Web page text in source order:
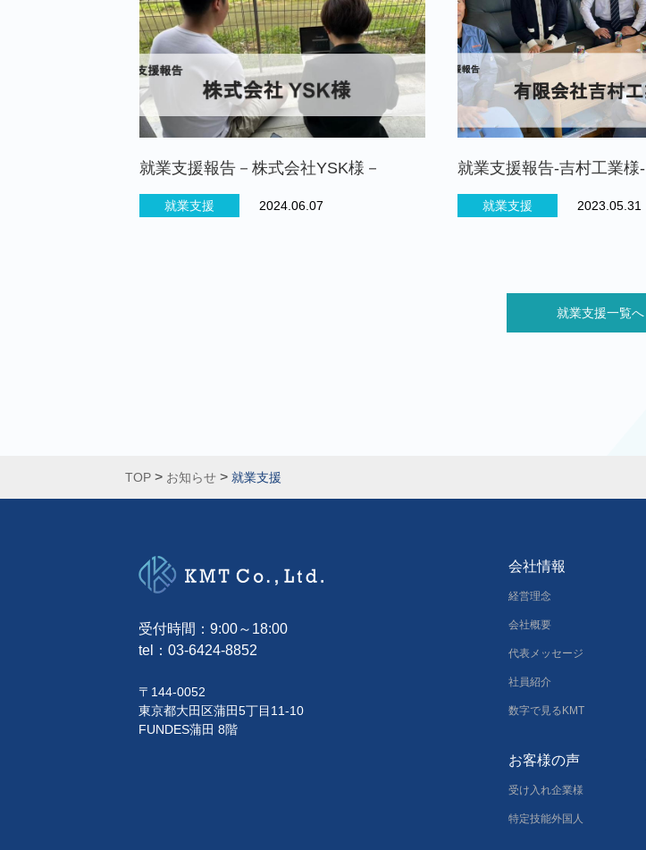
就業支援報告－株式会社YSK様－
就業支援 2024.06.07
就業支援報告-吉村工業様-
就業支援 2023.05.31
就業支援一覧へ
TOP > お知らせ > 就業支援
受付時間：9:00～18:00
tel： 03-6424-8852
〒144-0052
東京都大田区蒲田5丁目11-10
FUNDES蒲田 8階
会社情報
経営理念
会社概要
代表メッセージ
社員紹介
数字で見るKMT
お客様の声
受け入れ企業様
特定技能外国人